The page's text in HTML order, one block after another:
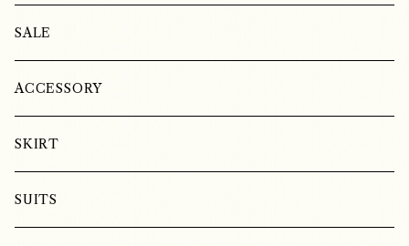
COTTON
LINEN
SILK
SALE
ACCESSORY
SKIRT
SUITS